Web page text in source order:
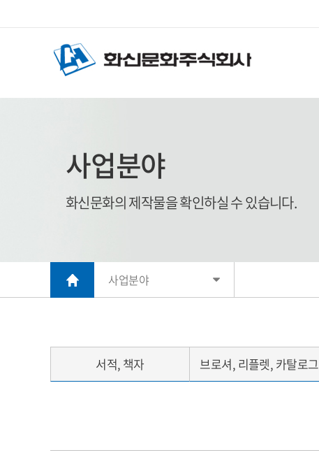
사업분야
화신문화의 제작물을 확인하실 수 있습니다.
사업분야
서적, 책자 브로셔, 리플렛, 카탈로그